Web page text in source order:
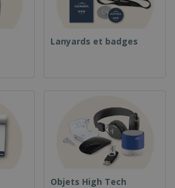
Lanyards et badges
Objets High Tech